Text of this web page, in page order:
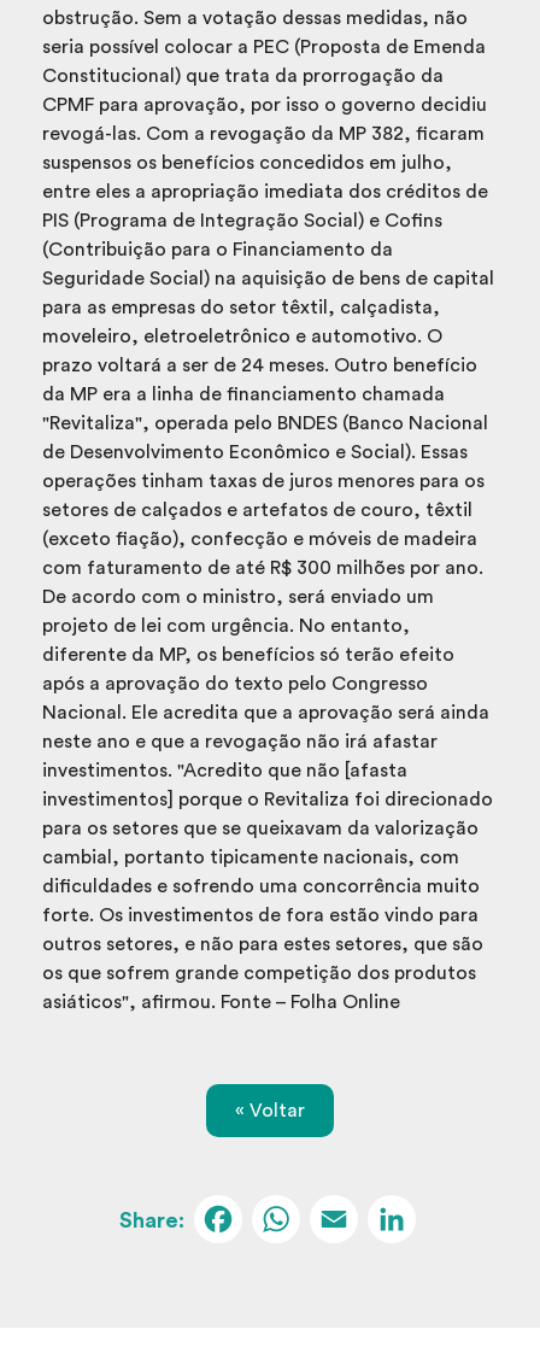
obstrução. Sem a votação dessas medidas, não
seria possível colocar a PEC (Proposta de Emenda
Constitucional) que trata da prorrogação da
CPMF para aprovação, por isso o governo decidiu
revogá-las. Com a revogação da MP 382, ficaram
suspensos os benefícios concedidos em julho,
entre eles a apropriação imediata dos créditos de
PIS (Programa de Integração Social) e Cofins
(Contribuição para o Financiamento da
Seguridade Social) na aquisição de bens de capital
para as empresas do setor têxtil, calçadista,
moveleiro, eletroeletrônico e automotivo. O
prazo voltará a ser de 24 meses. Outro benefício
da MP era a linha de financiamento chamada
"Revitaliza", operada pelo BNDES (Banco Nacional
de Desenvolvimento Econômico e Social). Essas
operações tinham taxas de juros menores para os
setores de calçados e artefatos de couro, têxtil
(exceto fiação), confecção e móveis de madeira
com faturamento de até R$ 300 milhões por ano.
De acordo com o ministro, será enviado um
projeto de lei com urgência. No entanto,
diferente da MP, os benefícios só terão efeito
após a aprovação do texto pelo Congresso
Nacional. Ele acredita que a aprovação será ainda
neste ano e que a revogação não irá afastar
investimentos. "Acredito que não [afasta
investimentos] porque o Revitaliza foi direcionado
para os setores que se queixavam da valorização
cambial, portanto tipicamente nacionais, com
dificuldades e sofrendo uma concorrência muito
forte. Os investimentos de fora estão vindo para
outros setores, e não para estes setores, que são
os que sofrem grande competição dos produtos
asiáticos", afirmou. Fonte – Folha Online
« Voltar
Facebook
WhatsApp
Email